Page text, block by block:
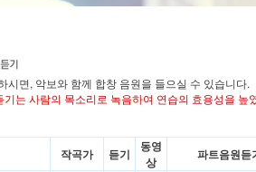
시면, 악보와 함께 합창 음원을 들으실 수 있습니다.
는 사람의 목소리로 녹음하여 연습의 효용성을 높
작곡가 듣기
동영
상
파트음원듣